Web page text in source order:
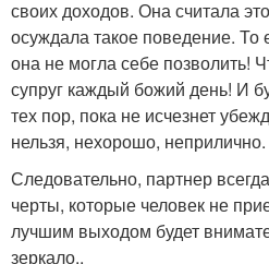
своих доходов. Она считала
осуждала такое поведение. То
она не могла себе позволить!
супруг каждый божий день! И
тех пор, пока не исчезнет
нельзя, нехорошо, неприлично.
Следовательно, партнер
черты, которые человек не
лучшим выходом будет
зеркало..